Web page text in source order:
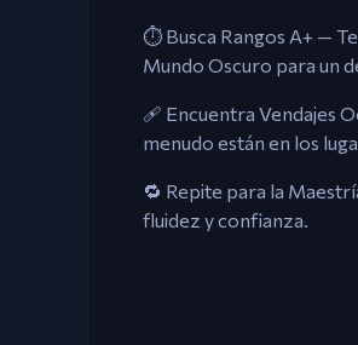
⏱️ Busca Rangos A+ —
Mundo Oscuro para un
🩹 Encuentra Vendajes
menudo están en los
🔁 Repite para la
fluidez y confianza.